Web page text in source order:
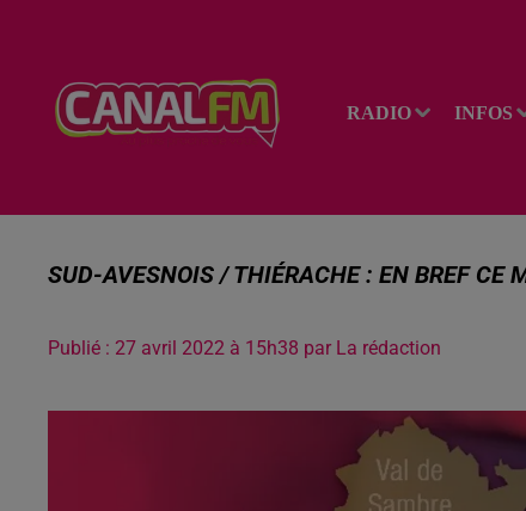
RADIO INFOS
SUD-AVESNOIS / THIÉRACHE : EN BREF CE
Publié : 27 avril 2022 à 15h38 par La rédaction